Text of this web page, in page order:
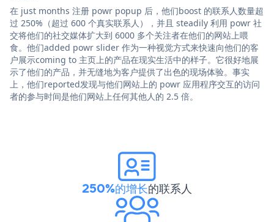
在 just months 注册 powr popup 后，他们boost 的联系人数量超
过 250%（超过 600 个真实联系人），并且 steadily 利用 powr 社
交将他们的社交媒体扩大到 6000 多个关注者在他们的网站上喂
食。他们added powr slider 作为一种视觉方式来快速向他们的客
户展示coming to 主页上的产品在现实生活中的样子。它很好地展
示了他们的产品，并无缝地为客户提供了出色的现场体验。事实
上，他们reported发现与他们网站上的 powr 应用程序交互的访问
者的参与时间是他们网站上任何其他人的 2.5 倍。
250%的增长的联系人